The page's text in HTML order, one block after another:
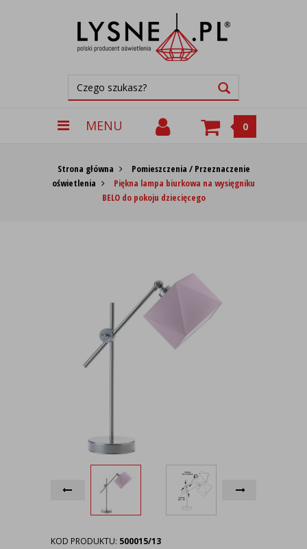
MENU 0
Strona główna
Pomieszczenia / Przeznaczenie
oświetlenia
Piękna lampa biurkowa na wysięgniku
BELO do pokoju dziecięcego
KOD PRODUKTU: 500015/13